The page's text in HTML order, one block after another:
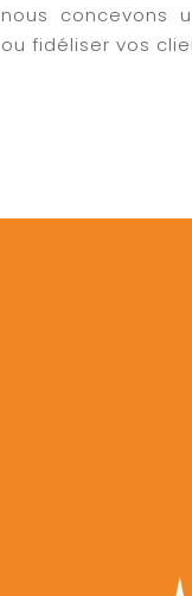
nous concevons
ou fidéliser vos